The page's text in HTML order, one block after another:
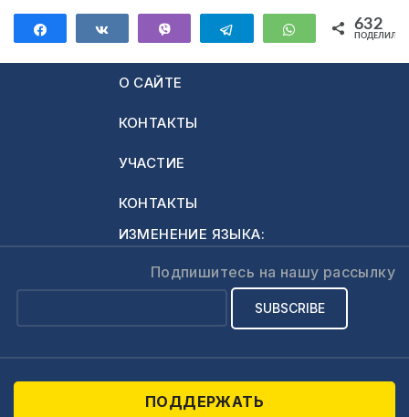
ПоделитьсяПоделиться Telegram WhatsApp
632
О САЙТЕ
КОНТАКТЫ
УЧАСТИЕ
КОНТАКТЫ
ИЗМЕНЕНИЕ ЯЗЫКА:
Подпишитесь на нашу рассылку
ПОДДЕРЖАТЬ